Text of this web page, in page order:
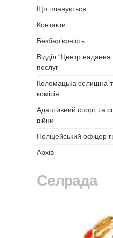
Що планується
Контакти
Безбар’єрність
Відділ “Центр надання
послуг”
Коломацька селищна
комісія
Адаптивний спорт та
війни
Поліцейський офіцер
Архів
Селрада